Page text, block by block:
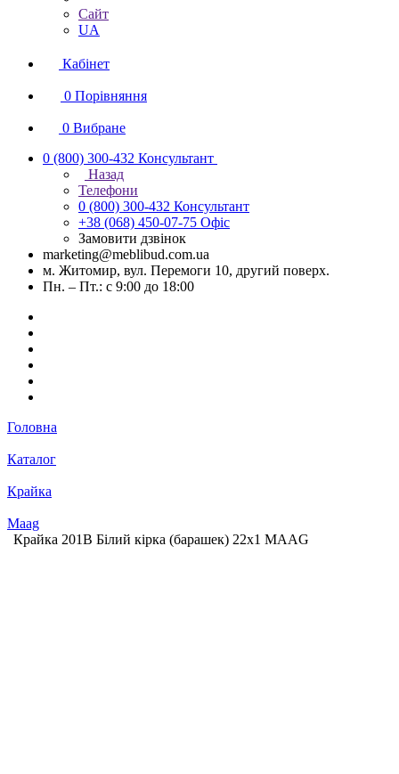
Сайт
UA
Кабінет
0 Порівняння
0 Вибране
0 (800) 300-432 Консультант
Назад
Телефони
0 (800) 300-432 Консультант
+38 (068) 450-07-75 Офіс
Замовити дзвінок
marketing@meblibud.com.ua
м. Житомир, вул. Перемоги 10, другий поверх.
Пн. – Пт.: с 9:00 до 18:00
Головна
Каталог
Крайка
Maag
Крайка 201В Білий кірка (барашек) 22х1 MАAG